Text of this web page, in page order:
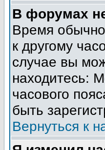
В форумах
Время
к другому
случае вы
находитесь:
часового
быть
Вернуться к